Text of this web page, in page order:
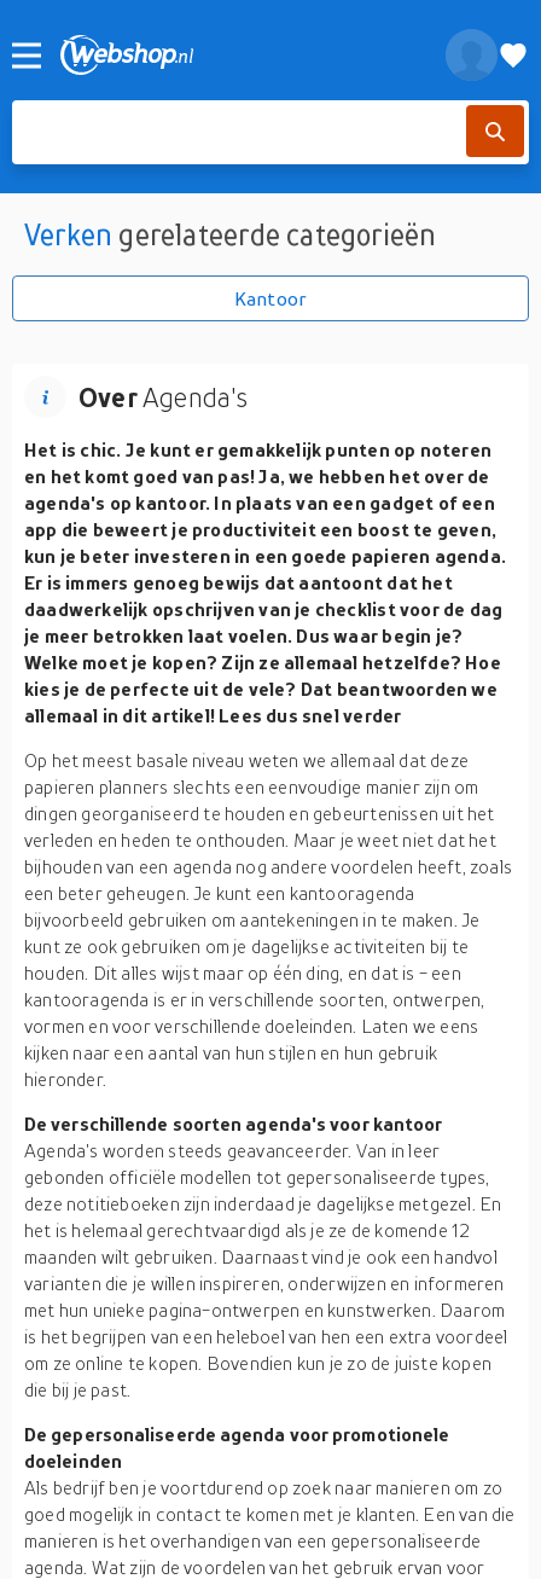
Verken gerelateerde categorieën
Kantoor
OverAgenda's
Het is chic. Je kunt er gemakkelijk punten op noteren
en het komt goed van pas! Ja, we hebben het over de
agenda's op kantoor. In plaats van een gadget of een
app die beweert je productiviteit een boost te geven,
kun je beter investeren in een goede papieren agenda.
Er is immers genoeg bewijs dat aantoont dat het
daadwerkelijk opschrijven van je checklist voor de dag
je meer betrokken laat voelen. Dus waar begin je?
Welke moet je kopen? Zijn ze allemaal hetzelfde? Hoe
kies je de perfecte uit de vele? Dat beantwoorden we
allemaal in dit artikel! Lees dus snel verder
Op het meest basale niveau weten we allemaal dat deze
papieren planners slechts een eenvoudige manier zijn om
dingen georganiseerd te houden en gebeurtenissen uit het
verleden en heden te onthouden. Maar je weet niet dat het
bijhouden van een agenda nog andere voordelen heeft, zoals
een beter geheugen. Je kunt een kantooragenda
bijvoorbeeld gebruiken om aantekeningen in te maken. Je
kunt ze ook gebruiken om je dagelijkse activiteiten bij te
houden. Dit alles wijst maar op één ding, en dat is - een
kantooragenda is er in verschillende soorten, ontwerpen,
vormen en voor verschillende doeleinden. Laten we eens
kijken naar een aantal van hun stijlen en hun gebruik
hieronder.
De verschillende soorten agenda's voor kantoor
Agenda's worden steeds geavanceerder. Van in leer
gebonden officiële modellen tot gepersonaliseerde types,
deze notitieboeken zijn inderdaad je dagelijkse metgezel. En
het is helemaal gerechtvaardigd als je ze de komende 12
maanden wilt gebruiken. Daarnaast vind je ook een handvol
varianten die je willen inspireren, onderwijzen en informeren
met hun unieke pagina-ontwerpen en kunstwerken. Daarom
is het begrijpen van een heleboel van hen een extra voordeel
om ze online te kopen. Bovendien kun je zo de juiste kopen
die bij je past.
De gepersonaliseerde agenda voor promotionele
doeleinden
Als bedrijf ben je voortdurend op zoek naar manieren om zo
goed mogelijk in contact te komen met je klanten. Een van die
manieren is het overhandigen van een gepersonaliseerde
agenda. Wat zijn de voordelen van het gebruik ervan voor